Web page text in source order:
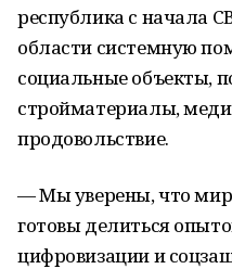
республика с начала
области системную
социальные объекты,
стройматериалы,
продовольствие.
— Мы уверены, что мир
готовы делиться
цифровизации и